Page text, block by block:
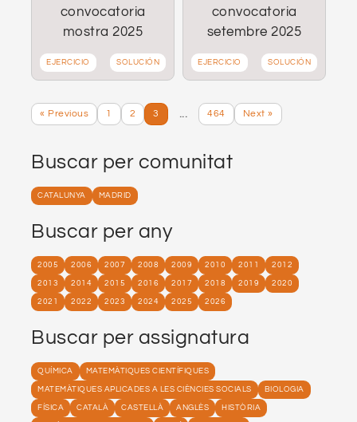
convocatoria
mostra 2025
EJERCICIO SOLUCIÓN
convocatoria
setembre 2025
EJERCICIO SOLUCIÓN
« Previous 1 2 3 ... 464 Next »
Buscar per comunitat
CATALUNYA MADRID
Buscar per any
2005 2006 2007 2008 2009 2010 2011 2012
2013 2014 2015 2016 2017 2018 2019 2020
2021 2022 2023 2024 2025 2026
Buscar per assignatura
QUÍMICA MATEMÀTIQUES CIENTÍFIQUES
MATEMÀTIQUES APLICADES A LES CIÈNCIES SOCIALS BIOLOGIA
FÍSICA CATALÀ CASTELLÀ ANGLÈS HISTÒRIA